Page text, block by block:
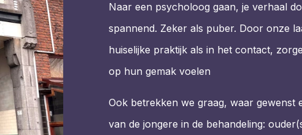
Naar een psycholoog gaan, je verhaal
spannend. Zeker als puber. Door onze
huiselijke praktijk als in het contact,
op hun gemak voelen
Ook betrekken we graag, waar gewenst
van de jongere in de behandeling: